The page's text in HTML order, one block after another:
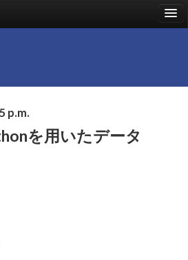
p.m.
を用いたデータ